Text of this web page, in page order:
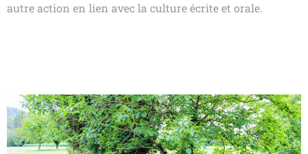
autre action en lien avec la culture écrite et orale.